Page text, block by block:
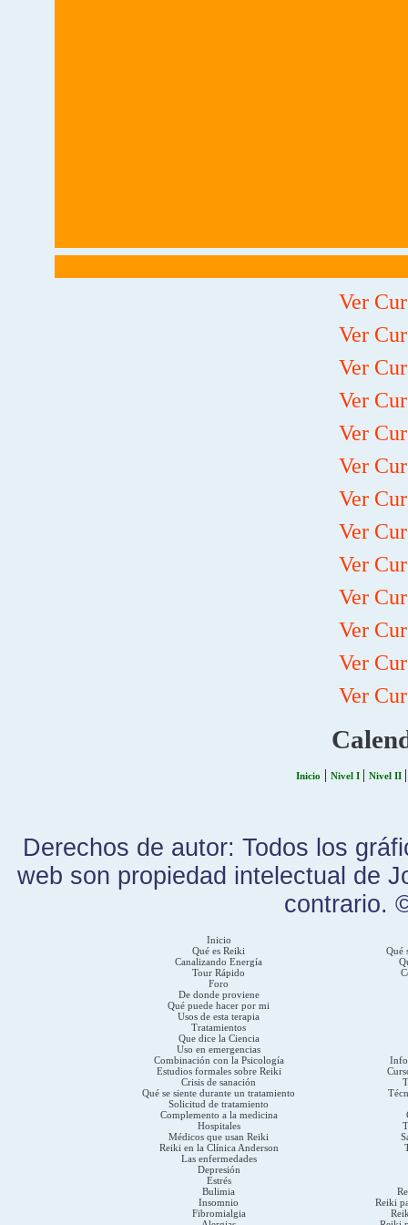
Ver
Ver
Ver
Ver
Ver
Ver
Ver
Ver
Ver
Ver
Ver
Ver
Ver
Inicio | Nivel I | Nivel II
Derechos de autor: Todos los
web son propiedad intelectual de
contrario.
Inicio
Qué es Reiki
Qué
Canalizando Energía
Tour Rápido
Foro
De donde proviene
Qué puede hacer por mi
Usos de esta terapia
Tratamientos
Que dice la Ciencia
Uso en emergencias
Combinación con la Psicología
Estudios formales sobre Reiki
Crisis de sanación
Qué se siente durante un tratamiento
Solicitud de tratamiento
Complemento a la medicina
Hospitales
Médicos que usan Reiki
Reiki en la Clínica Anderson
Las enfermedades
Depresión
Estrés
Bulimia
Insomnio
Reiki
Fibromialgia